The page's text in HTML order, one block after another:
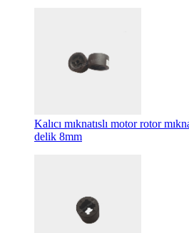
Kalıcı mıknatıslı motor rotor
delik 8mm